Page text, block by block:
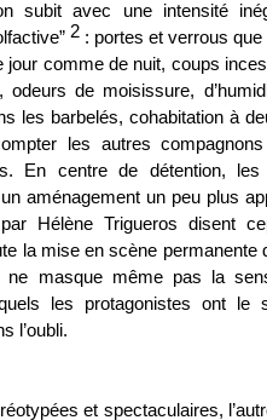
subit avec une intensité
2 : portes et verrous que
jour comme de nuit, coups
odeurs de moisissure,
les barbelés, cohabitation à
les autres
En centre de détention, les
aménagement un peu plus
Hélène Trigueros disent
la mise en scène permanente
masque même pas la
les protagonistes ont le
l’oubli.
et spectaculaires,